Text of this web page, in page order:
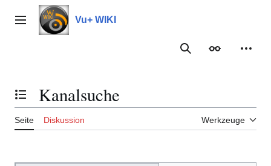
Inhalt
springenHauptmenü Vu+ WIKI
Suche
Inhaltsverzeichnis umschalten
Kanalsuche
Seite Diskussion Werkzeuge